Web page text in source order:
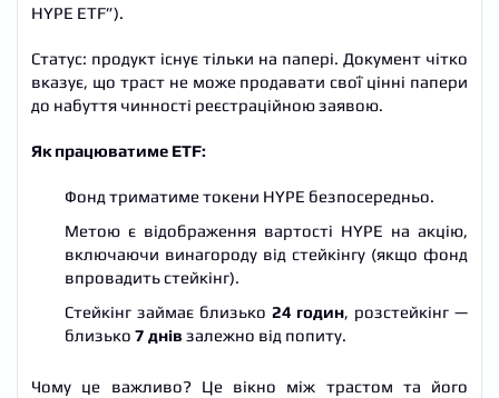
HYPE ETF”).
Статус: продукт існує тільки на папері. Документ чітко
вказує, що траст не може продавати свої цінні папери
до набуття чинності реєстраційною заявою.
Як працюватиме ETF:
Фонд триматиме токени HYPE безпосередньо.
Метою є відображення вартості HYPE на акцію,
включаючи винагороду від стейкінгу (якщо фонд
впровадить стейкінг).
Стейкінг займає близько 24 годин, розстейкінг —
близько 7 днів залежно від попиту.
Чому це важливо? Це вікно між трастом та його